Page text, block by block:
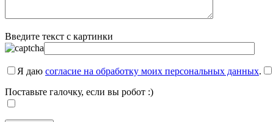
Введите текст с картинки
Я даю согласие на обработку моих персональных данных.
Поставьте галочку, если вы робот :)